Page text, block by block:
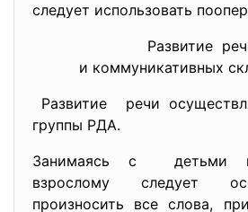
следует использовать
Развитие
и коммуникативных
Развитие речи
группы РДА.
Занимаясь с детьми
взрослому следует
произносить все слова,